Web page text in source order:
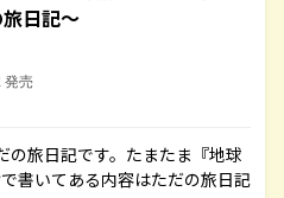
日記～
発売
の旅日記です。たまたま『地球
書いてある内容はただの旅日記